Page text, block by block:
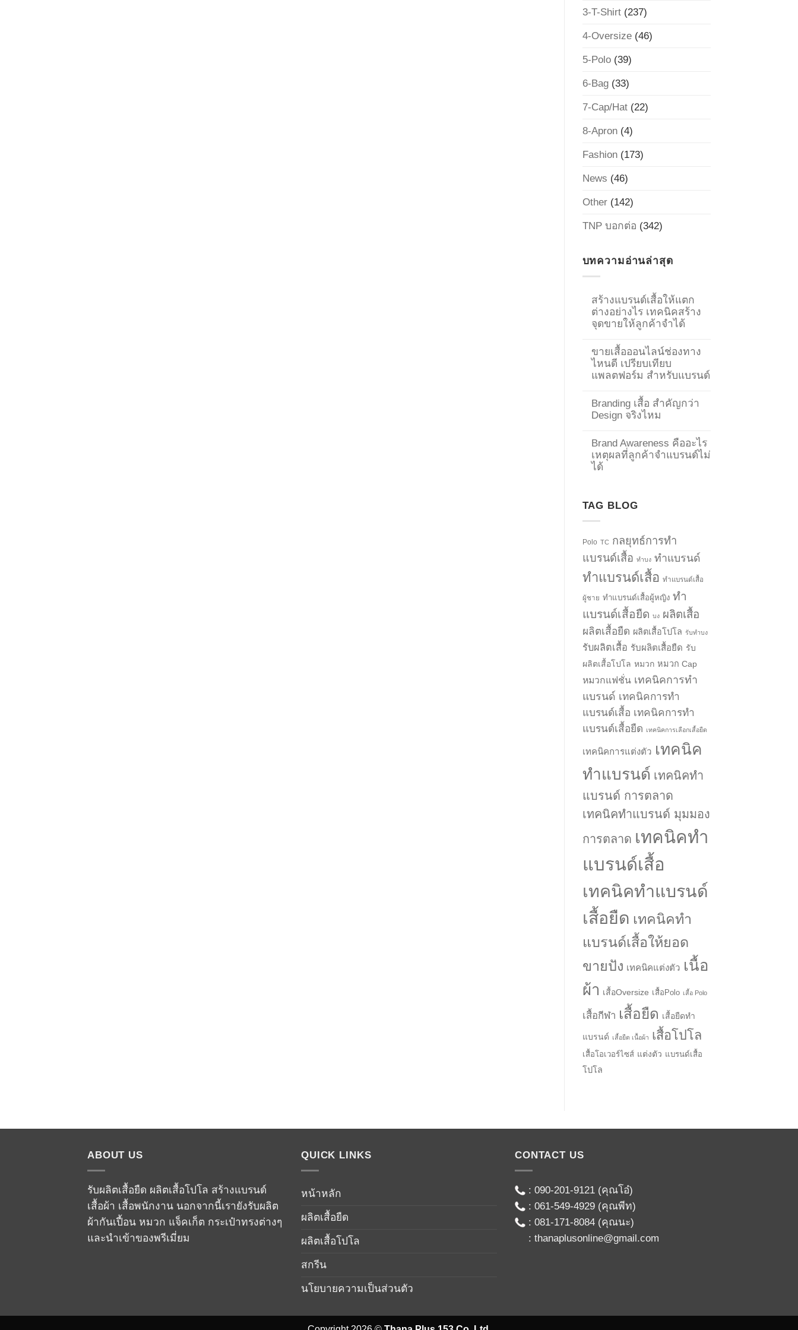
3-T-Shirt(237)
4-Oversize(46)
5-Polo(39)
6-Bag(33)
7-Cap/Hat(22)
8-Apron(4)
Fashion(173)
News (46)
Other(142)
TNP บอกต่อ (342)
บทความอ่านล่าสุด
สร้างแบรนด์เสื้อให้แตก
ต่างอย่างไร เทคนิคสร้าง
จุดขายให้ลูกค้าจำได้
ขายเสื้อออนไลน์ช่องทาง
ไหนดี เปรียบเทียบ
แพลตฟอร์ม สำหรับแบรนด์
Branding เสื้อ สำคัญกว่า
Design จริงไหม
Brand Awareness คืออะไร
เหตุผลที่ลูกค้าจำแบรนด์ไม่
ได้
TAG BLOG
Polo TC กลยุทธ์การทำ
แบรนด์เสื้อ ทำบง ทำแบรนด์
ทำแบรนด์เสื้อ ทำแบรนด์เสื้อ
ผู้ชาย ทำแบรนด์เสื้อผู้หญิง ทำ
แบรนด์เสื้อยืด บง ผลิตเสื้อ
ผลิตเสื้อยืด ผลิตเสื้อโปโล รับทำบง
รับผลิตเสื้อ รับผลิตเสื้อยืด รับ
ผลิตเสื้อโปโล หมวก หมวก Cap
หมวกแฟชั่น เทคนิคการทำ
แบรนด์ เทคนิคการทำ
แบรนด์เสื้อ เทคนิคการทำ
แบรนด์เสื้อยืด เทคนิคการเลือกเสื้อยืด
เทคนิคการแต่งตัว เทคนิค
ทำแบรนด์ เทคนิคทำ
แบรนด์ การตลาด
เทคนิคทำแบรนด์ มุมมอง
การตลาด เทคนิคทำ
แบรนด์เสื้อ
เทคนิคทำแบรนด์
เสื้อยืด เทคนิคทำ
แบรนด์เสื้อให้ยอด
ขายปัง เทคนิคแต่งตัว เนื้อ
ผ้า เสื้อOversize เสื้อPolo เสื้อ Polo
เสื้อกีฬา เสื้อยืด เสื้อยืดทำ
แบรนด์ เสื้อยืด เนื้อผ้า เสื้อโปโล
เสื้อโอเวอร์ไซส์ แต่งตัว แบรนด์เสื้อ
โปโล
ABOUT US
รับผลิตเสื้อยืด ผลิตเสื้อโปโล สร้างแบรนด์
เสื้อผ้า เสื้อพนักงาน นอกจากนี้เรายังรับผลิต
ผ้ากันเปื้อน หมวก แจ็คเก็ต กระเป๋าทรงต่างๆ
และนำเข้าของพรีเมี่ยม
QUICK LINKS
หน้าหลัก
ผลิตเสื้อยืด
ผลิตเสื้อโปโล
สกรีน
นโยบายความเป็นส่วนตัว
CONTACT US
: 090-201-9121(คุณโอ๋)
: 061-549-4929(คุณพีท)
: 081-171-8084(คุณนะ)
: thanaplusonline@gmail.com